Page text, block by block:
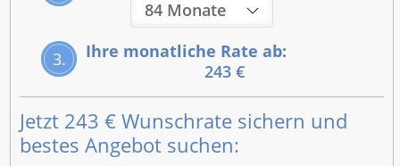
3.
Ihre monatliche Rate ab:
243 €
Jetzt 243 € Wunschrate sichern und
bestes Angebot suchen: